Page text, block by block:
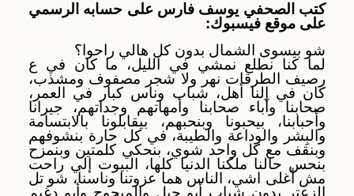
كتب الصحفي يوسف فارس على حسابه الرسمي
على موقع فيسبوك:
شو بيسوى الشمال بدون كل هالي راحوا؟
لما كنا نطلع نمشي في الليل، ما كان في ع
رصيف الطرقات نهر ولا شجر مصفوف ومشذب،
كان في إلنا أهل، شباب وناس كبار في العمر،
صحابنا وآباء صحابنا وأمهاتهم وجداتهم، جيرانا
وأحبابنا، بيحبونا وبنحبهم، بيقابلونا بالابتسامة
والبِشر والوداعة والطيبة، في كل حارة بنشوفهم
وبنقف مع كل واحد شوي، بنحكي كلمتين وبنمزح
بنحس حالنا ملكنا الدنيا كلها، البيوت إلي راحت
مش أغلى اشي، الناس هما عزوتنا وناسنا، شو تل
الزعتر بدون شباب أبو حبل والمبحوح وأبو دغيم